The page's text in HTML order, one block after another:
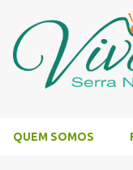
Pular
QUEM SOMOS